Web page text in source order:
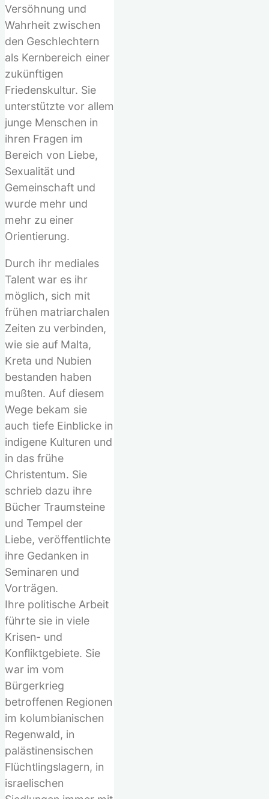
Versöhnung und
Wahrheit zwischen
den Geschlechtern
als Kernbereich einer
zukünftigen
Friedenskultur. Sie
unterstützte vor allem
junge Menschen in
ihren Fragen im
Bereich von Liebe,
Sexualität und
Gemeinschaft und
wurde mehr und
mehr zu einer
Orientierung.
Durch ihr mediales
Talent war es ihr
möglich, sich mit
frühen matriarchalen
Zeiten zu verbinden,
wie sie auf Malta,
Kreta und Nubien
bestanden haben
mußten. Auf diesem
Wege bekam sie
auch tiefe Einblicke in
indigene Kulturen und
in das frühe
Christentum. Sie
schrieb dazu ihre
Bücher Traumsteine
und Tempel der
Liebe, veröffentlichte
ihre Gedanken in
Seminaren und
Vorträgen.
Ihre politische Arbeit
führte sie in viele
Krisen- und
Konfliktgebiete. Sie
war im vom
Bürgerkrieg
betroffenen Regionen
im kolumbianischen
Regenwald, in
palästinensischen
Flüchtlingslagern, in
israelischen